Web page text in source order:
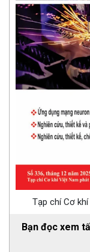
Tạp chí Cơ
Bạn đọc xem